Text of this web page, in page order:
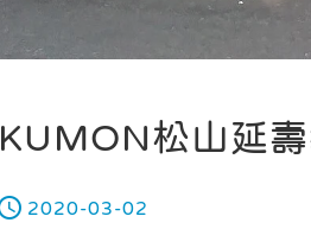
KUMON松山延
2020-03-02